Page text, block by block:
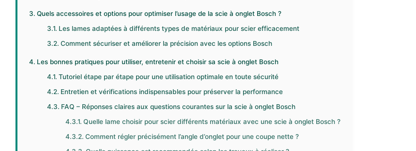
Quels accessoires et options pour optimiser l’usage de la scie à onglet Bosch ?
Les lames adaptées à différents types de matériaux pour scier efficacement
Comment sécuriser et améliorer la précision avec les options Bosch
Les bonnes pratiques pour utiliser, entretenir et choisir sa scie à onglet Bosch
Tutoriel étape par étape pour une utilisation optimale en toute sécurité
Entretien et vérifications indispensables pour préserver la performance
FAQ – Réponses claires aux questions courantes sur la scie à onglet Bosch
Quelle lame choisir pour scier différents matériaux avec une scie à onglet Bosch ?
Comment régler précisément l’angle d’onglet pour une coupe nette ?